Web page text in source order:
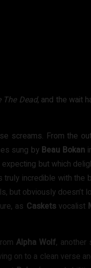
The Dead, and the wait
screams. From the
sung by Beau Bokan
but which
incredible with
obviously doesn’t
as Casketsvocalist
Alpha Wolf, another
on to a clean verse